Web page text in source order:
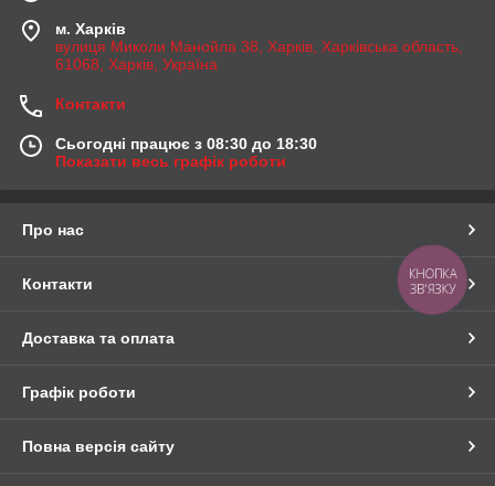
м. Харків
вулиця Миколи Манойла 38, Харків, Харківська область,
61068, Харків, Україна
Контакти
Сьогодні працює з 08:30 до 18:30
Показати весь графік роботи
Про нас
Контакти
Доставка та оплата
Графік роботи
Повна версія сайту
КНОПКА
ЗВ'ЯЗКУ